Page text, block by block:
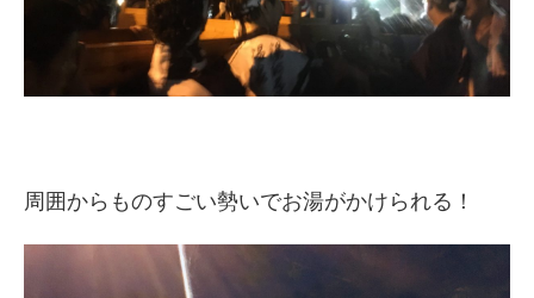
周囲からものすごい勢いでお湯がかけられる！